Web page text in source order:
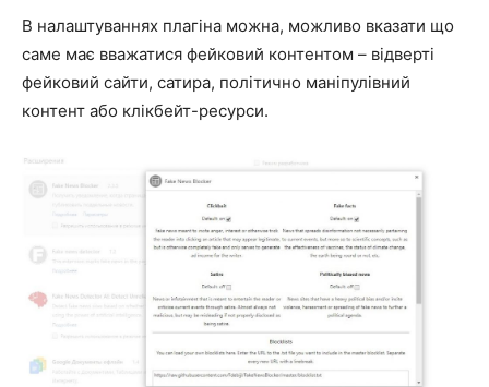
В налаштуваннях плагіна можна, можливо вказати що
саме має вважатися фейковий контентом – відверті
фейковий сайти, сатира, політично маніпулівний
контент або клікбейт-ресурси.